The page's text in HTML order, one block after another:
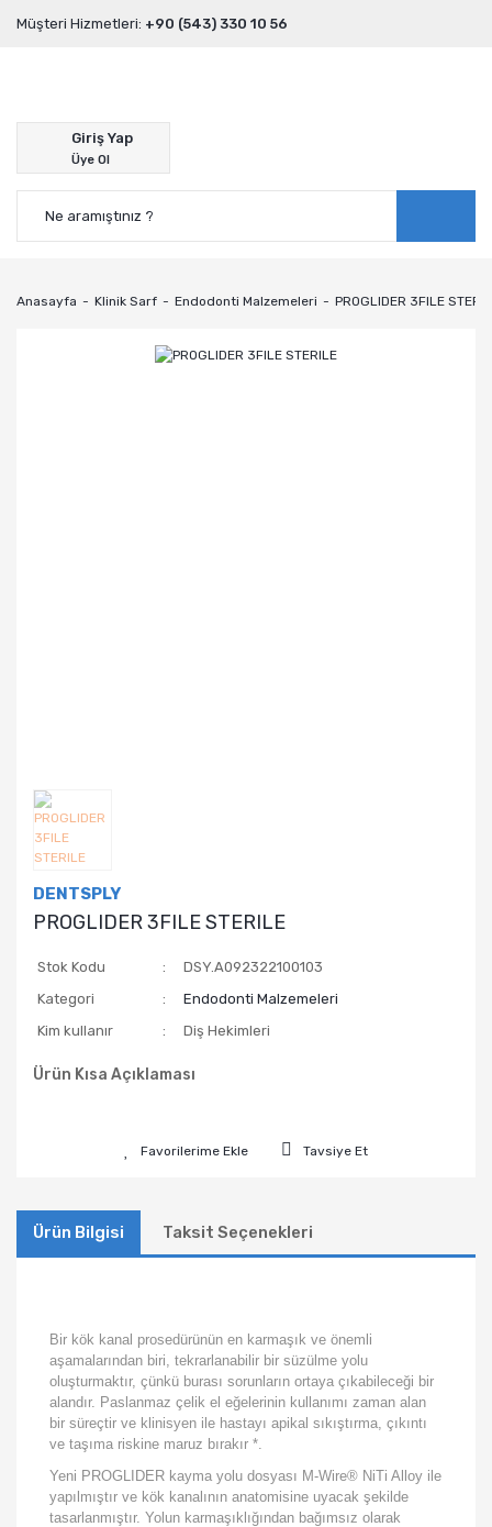
Müşteri Hizmetleri: +90 (543) 330 10 56
Giriş Yap
Üye Ol
Anasayfa Klinik Sarf Endodonti Malzemeleri PROGLIDER 3FILE
DENTSPLY
PROGLIDER 3FILE STERILE
Stok Kodu
DSY.A092322100103
Kategori
Endodonti Malzemeleri
Kim kullanır
Diş Hekimleri
Ürün Kısa Açıklaması
Tavsiye Et
Ürün Bilgisi Taksit Seçenekleri
Bir kök kanal prosedürünün en karmaşık ve önemli
aşamalarından biri, tekrarlanabilir bir süzülme yolu
oluşturmaktır, çünkü burası sorunların ortaya çıkabileceği bir
alandır. Paslanmaz çelik el eğelerinin kullanımı zaman alan
bir süreçtir ve klinisyen ile hastayı apikal sıkıştırma, çıkıntı
ve taşıma riskine maruz bırakır *.
Yeni PROGLIDER kayma yolu dosyası M-Wire® NiTi Alloy ile
yapılmıştır ve kök kanalının anatomisine uyacak şekilde
tasarlanmıştır. Yolun karmaşıklığından bağımsız olarak